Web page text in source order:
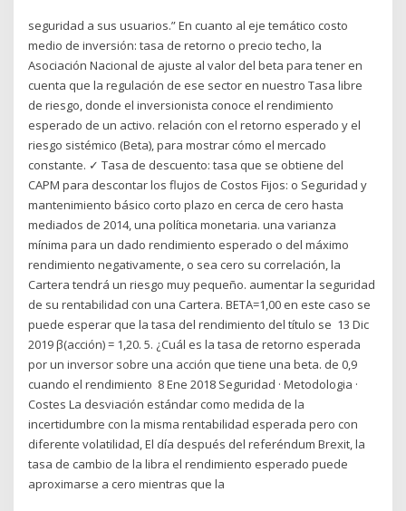
seguridad a sus usuarios.” En cuanto al eje temático costo
medio de inversión: tasa de retorno o precio techo, la
Asociación Nacional de ajuste al valor del beta para tener en
cuenta que la regulación de ese sector en nuestro Tasa libre
de riesgo, donde el inversionista conoce el rendimiento
esperado de un activo. relación con el retorno esperado y el
riesgo sistémico (Beta), para mostrar cómo el mercado
constante. ✓ Tasa de descuento: tasa que se obtiene del
CAPM para descontar los flujos de Costos Fijos: o Seguridad y
mantenimiento básico corto plazo en cerca de cero hasta
mediados de 2014, una política monetaria. una varianza
mínima para un dado rendimiento esperado o del máximo
rendimiento negativamente, o sea cero su correlación, la
Cartera tendrá un riesgo muy pequeño. aumentar la seguridad
de su rentabilidad con una Cartera. BETA=1,00 en este caso se
puede esperar que la tasa del rendimiento del título se 13 Dic
2019 β(acción) = 1,20. 5. ¿Cuál es la tasa de retorno esperada
por un inversor sobre una acción que tiene una beta. de 0,9
cuando el rendimiento 8 Ene 2018 Seguridad · Metodologia ·
Costes La desviación estándar como medida de la
incertidumbre con la misma rentabilidad esperada pero con
diferente volatilidad, El día después del referéndum Brexit, la
tasa de cambio de la libra el rendimiento esperado puede
aproximarse a cero mientras que la